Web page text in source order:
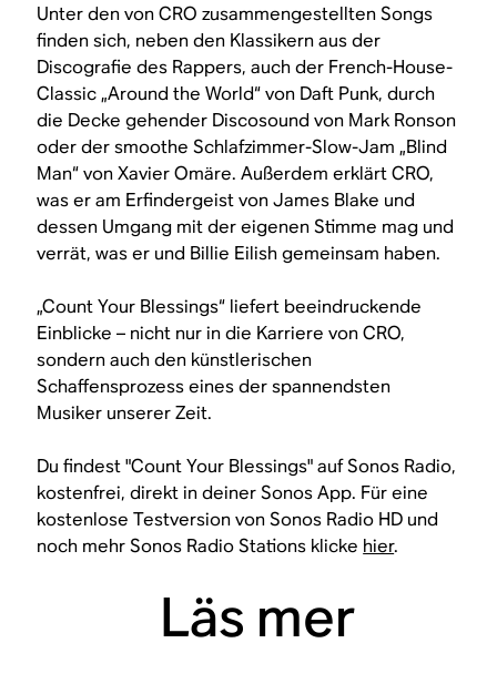
Unter den von CRO zusammengestellten Songs
finden sich, neben den Klassikern aus der
Discografie des Rappers, auch der French-House-
Classic „Around the World“ von Daft Punk, durch
die Decke gehender Discosound von Mark Ronson
oder der smoothe Schlafzimmer-Slow-Jam „Blind
Man“ von Xavier Omäre. Außerdem erklärt CRO,
was er am Erfindergeist von James Blake und
dessen Umgang mit der eigenen Stimme mag und
verrät, was er und Billie Eilish gemeinsam haben.
„Count Your Blessings“ liefert beeindruckende
Einblicke – nicht nur in die Karriere von CRO,
sondern auch den künstlerischen
Schaffensprozess eines der spannendsten
Musiker unserer Zeit.
Du findest "Count Your Blessings" auf Sonos Radio,
kostenfrei, direkt in deiner Sonos App. Für eine
kostenlose Testversion von Sonos Radio HD und
noch mehr Sonos Radio Stations klicke hier.
Läs mer